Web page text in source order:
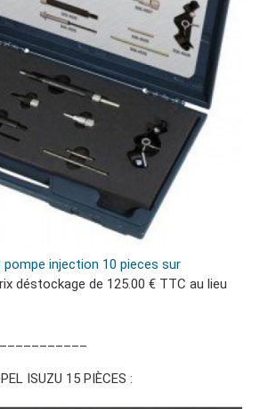
injection 10 pieces sur
déstockage de 125.00 € TTC au lieu
ISUZU 15 PIÈCES :